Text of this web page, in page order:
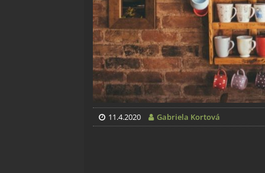
11.4.2020 Gabriela Kortová